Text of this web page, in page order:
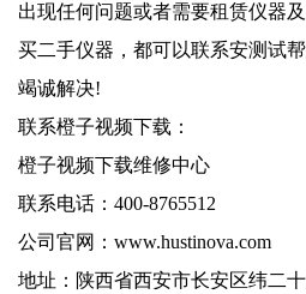
出现任何问题或者需要租赁仪器
买二手仪器，都可以联系安测试
竭诚解决!
联系橙子视频下载：
橙子视频下载维修中心
联系电话：400-8765512
公司官网： www.hustinova.com
地址：陕西省西安市长安区纬二